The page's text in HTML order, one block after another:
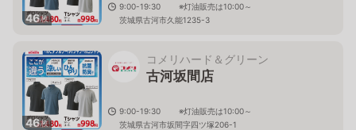
46枚
9:00-19:30 ※灯油販売は10:00～
茨城県古河市久能1235-3
46枚
コメリハード＆グリーン
古河坂間店
9:00-19:30 ※灯油販売は10:00～
茨城県古河市坂間字四ツ塚206-1